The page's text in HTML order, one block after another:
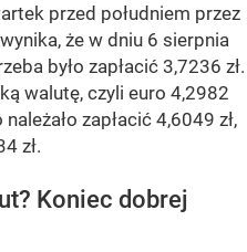
przed południem przez
że w dniu 6 sierpnia
było zapłacić 3,7236 zł.
walutę, czyli euro 4,2982
zapłacić 4,6049 zł,
zł.
Koniec dobrej